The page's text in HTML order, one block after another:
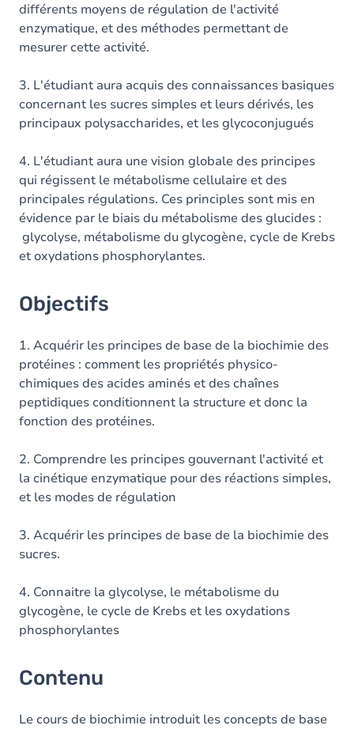
différents moyens de régulation de l'activité
enzymatique, et des méthodes permettant de
mesurer cette activité.
3. L'étudiant aura acquis des connaissances basiques
concernant les sucres simples et leurs dérivés, les
principaux polysaccharides, et les glycoconjugués
4. L'étudiant aura une vision globale des principes
qui régissent le métabolisme cellulaire et des
principales régulations. Ces principles sont mis en
évidence par le biais du métabolisme des glucides :
glycolyse, métabolisme du glycogène, cycle de Krebs
et oxydations phosphorylantes.
Objectifs
1. Acquérir les principes de base de la biochimie des
protéines : comment les propriétés physico-
chimiques des acides aminés et des chaînes
peptidiques conditionnent la structure et donc la
fonction des protéines.
2. Comprendre les principes gouvernant l'activité et
la cinétique enzymatique pour des réactions simples,
et les modes de régulation
3. Acquérir les principes de base de la biochimie des
sucres.
4. Connaitre la glycolyse, le métabolisme du
glycogène, le cycle de Krebs et les oxydations
phosphorylantes
Contenu
Le cours de biochimie introduit les concepts de base